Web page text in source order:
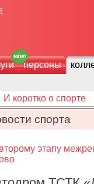
персоны
И коротко о спорте
спорта
этапу